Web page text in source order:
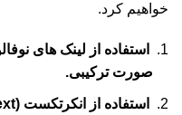
خواهیم کرد.
صورت ترکیبی.